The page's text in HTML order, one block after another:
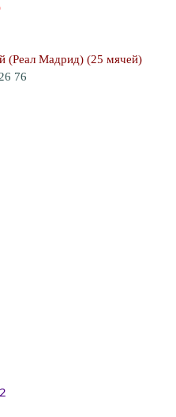
(Реал Мадрид) (25 мячей)
76